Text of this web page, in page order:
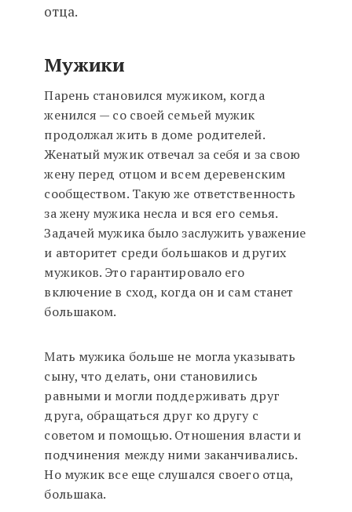
отца.
Мужики
Парень становился мужиком, когда
женился — со своей семьей мужик
продолжал жить в доме родителей.
Женатый мужик отвечал за себя и за свою
жену перед отцом и всем деревенским
сообществом. Такую же ответственность
за жену мужика несла и вся его семья.
Задачей мужика было заслужить уважение
и авторитет среди большаков и других
мужиков. Это гарантировало его
включение в сход, когда он и сам станет
большаком.
Мать мужика больше не могла указывать
сыну, что делать, они становились
равными и могли поддерживать друг
друга, обращаться друг ко другу с
советом и помощью. Отношения власти и
подчинения между ними заканчивались.
Но мужик все еще слушался своего отца,
большака.